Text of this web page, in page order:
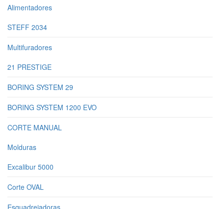
Alimentadores
STEFF 2034
Multifuradores
21 PRESTIGE
BORING SYSTEM 29
BORING SYSTEM 1200 EVO
CORTE MANUAL
Molduras
Excalibur 5000
Corte OVAL
Esquadrejadoras